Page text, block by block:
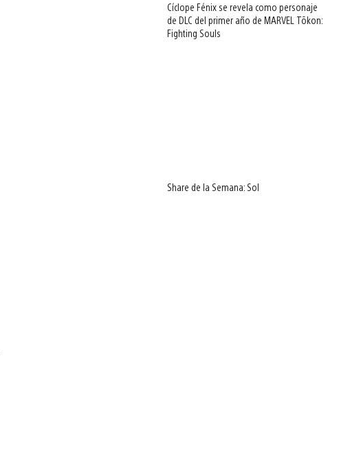
Cíclope Fénix se revela como personaje
de DLC del primer año de MARVEL Tōkon:
Fighting Souls
Share de la Semana: Sol